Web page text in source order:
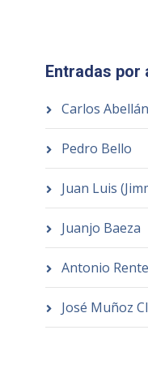
Entradas por
Carlos Abellán
Pedro Bello
Juan Luis
Juanjo Baeza
Antonio
José Muñoz